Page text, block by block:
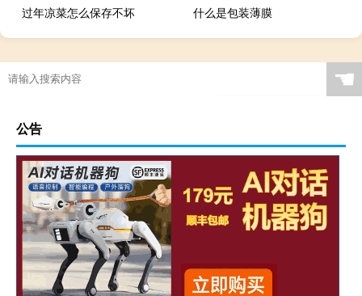
过年凉菜怎么保存不坏
什么是包装薄膜
☚
公告